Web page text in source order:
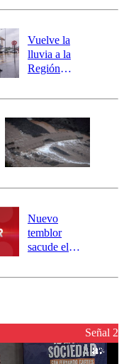
Vuelve la
lluvia a la
Región
este es el
la DMC para
este viernes
Nuevo
temblor
sacude el
revisa la
Señal 2